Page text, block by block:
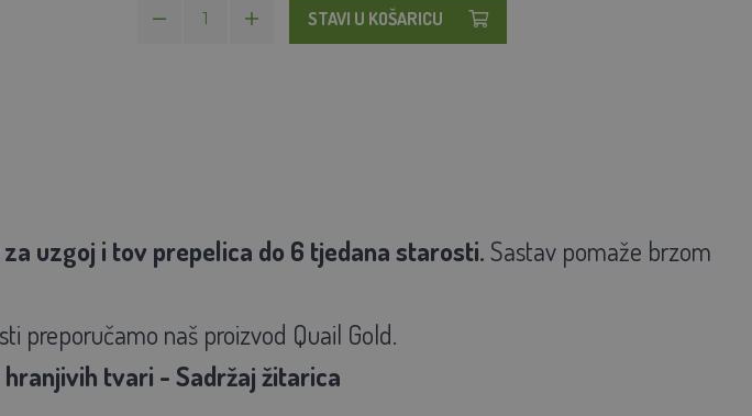
STAVI U KOŠARICU
uzgoj i tov prepelica do 6 tjedana starosti.Sastav pomaže brzom
preporučamo naš proizvod Quail Gold.
tvari - Sadržaj žitarica